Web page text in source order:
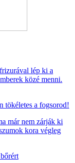
lép ki a
közé menni.
tökéletes a fogsorod!
már nem zárják ki
kora végleg